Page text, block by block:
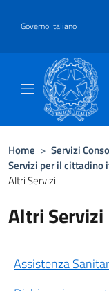
Governo Italiano
Home > Servizi
Servizi per il cittadino
Altri Servizi
Altri Servizi
Assistenza